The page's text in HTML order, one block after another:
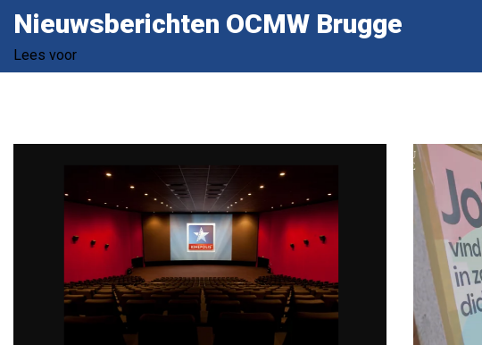
Nieuwsberichten OCMW Brugge
Lees voor